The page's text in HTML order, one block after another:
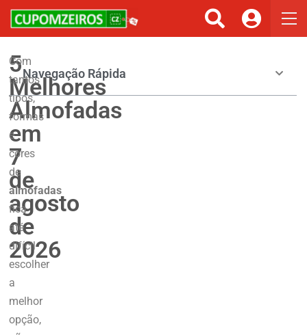
5
Melhores
Almofadas
em
7
de
agosto
de
2026
Com
tantos
tipos,
formas
e
cores
de
almofadas
fica
até
difícil
escolher
a
melhor
opção,
Navegação Rápida